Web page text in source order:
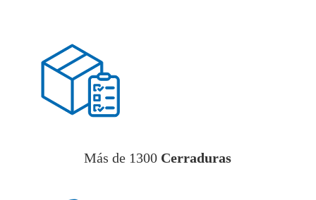
Más de 1300 Cerraduras